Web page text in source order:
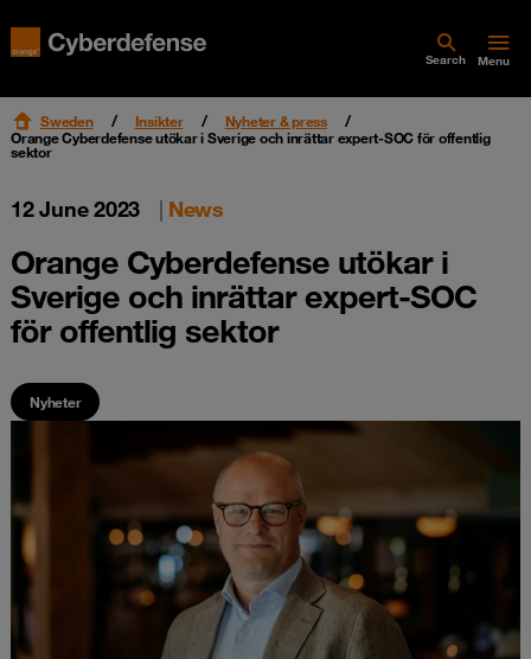
Search Menu
Sweden Insikter
Nyheter & press
Orange Cyberdefense utökar i Sverige och inrättar expert-SOC för offentlig
sektor
12 June 2023 | News
Orange Cyberdefense utökar i
Sverige och inrättar expert-SOC
för offentlig sektor
Nyheter